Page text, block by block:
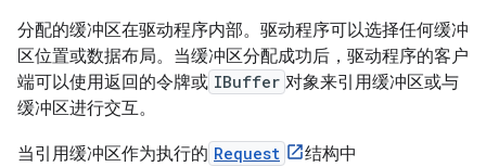
分配的缓冲区在驱动程序内部。驱动程序可以选择任何缓冲
区位置或数据布局。当缓冲区分配成功后，驱动程序的客户
端可以使用返回的令牌或 IBuffer 对象来引用缓冲区或与
缓冲区进行交互。
当引用缓冲区作为执行的 Request
结构中